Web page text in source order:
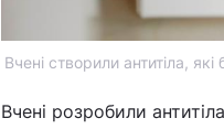
Вчені створили антитіла,
Вчені розробили